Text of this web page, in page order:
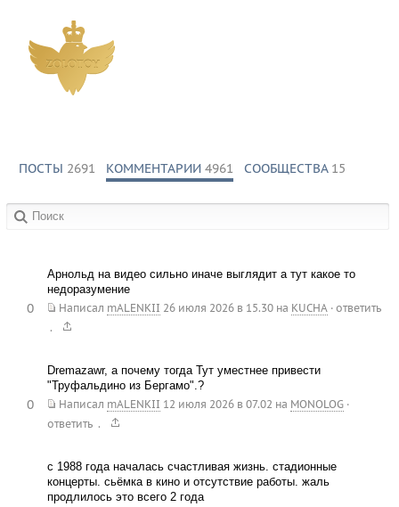
ПОСТЫ 2691 КОММЕНТАРИИ 4961 СООБЩЕСТВА 15
Арнольд на видео сильно иначе выглядит а тут какое то
недоразумение
Написал mALENKII 26 июля 2026 в 15.30на KUCHA · ответить
.
0
Dremazawr, а почему тогда Тут уместнее привести
"Труфальдино из Бергамо".?
Написал mALENKII 12 июля 2026 в 07.02 на MONOLOG ·
ответить .
0
с 1988 года началась счастливая жизнь. стадионные
концерты. сьёмка в кино и отсутствие работы. жаль
продлилось это всего 2 года